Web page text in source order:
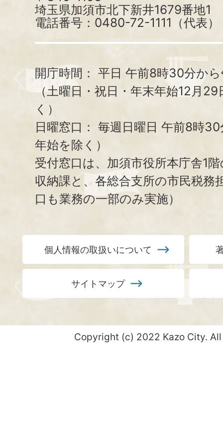
埼玉県加須市北下新井1679番地1
電話番号：0480-72-1111（代表）
開庁時間： 平日 午前8時30分か
（土曜日・祝日・年末年始12月
く）
日曜窓口： 毎週日曜日 午前8時
年始を除く）
受付窓口は、加須市役所本庁舎1
収納課と、 各総合支所の市民税務
口も業務の一部のみ実施）
個人情報の取扱いについて
サイトマップ
Copyright (c) 2022 Kazo City.